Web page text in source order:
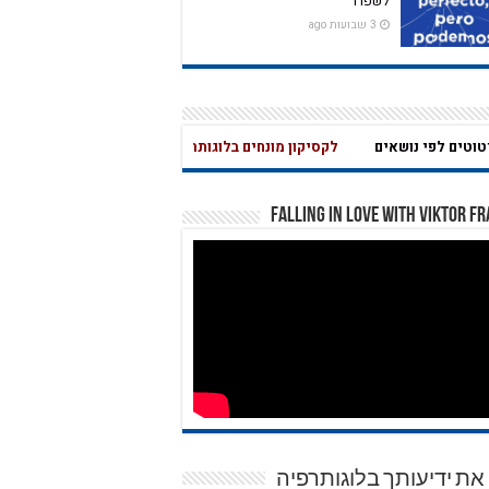
3 שבועות ago
לפי נושאים לקסיקון מונחים בלוגותרפיה – לחץ כאן
Falling in Love with Viktor
את ידיעותך בלוגותרפיה